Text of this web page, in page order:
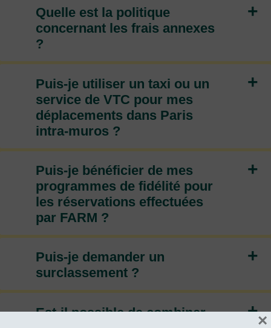
+
Quelle est la politique
concernant les frais annexes
?
+
Puis-je utiliser un taxi ou un
service de VTC pour mes
déplacements dans Paris
intra-muros ?
+
Puis-je bénéficier de mes
programmes de fidélité pour
les réservations effectuées
par FARM ?
+
Puis-je demander un
surclassement ?
+
Est-il possible de combiner
×